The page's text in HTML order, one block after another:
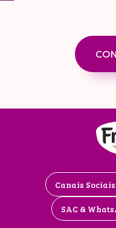
Canais Sociais
SAC &